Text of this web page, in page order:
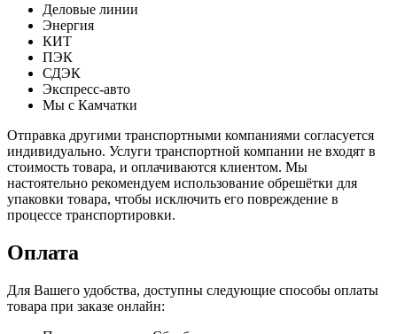
Деловые линии
Энергия
КИТ
ПЭК
СДЭК
Экспресс-авто
Мы с Камчатки
Отправка другими транспортными компаниями согласуется
индивидуально. Услуги транспортной компании не входят в
стоимость товара, и оплачиваются клиентом. Мы
настоятельно рекомендуем использование обрешётки для
упаковки товара, чтобы исключить его повреждение в
процессе транспортировки.
Оплата
Для Вашего удобства, доступны следующие способы оплаты
товара при заказе онлайн: